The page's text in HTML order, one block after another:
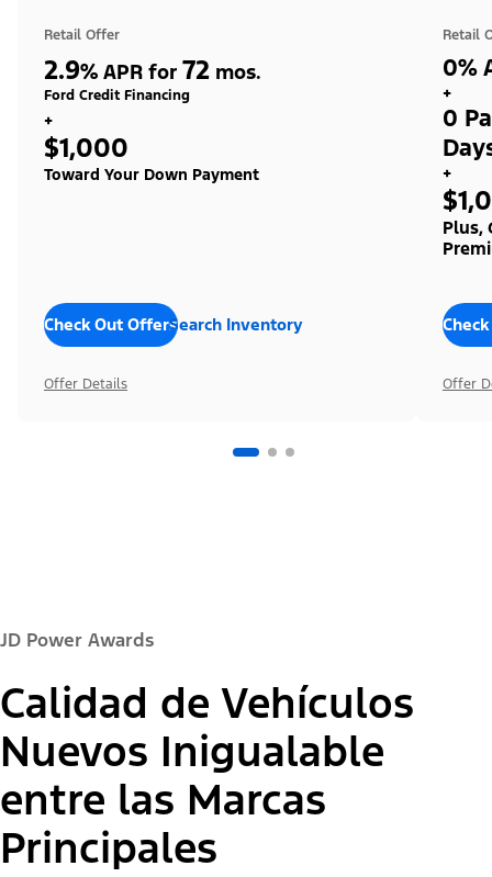
Retail Offer
2.9% APR for 72 mos.
Ford Credit Financing
+
$1,000
Toward Your Down Payment
Check Out OffersSearch Inventory
Offer Details
Retail
0%
+
0
+
Plus,
Offer
JD Power Awards
Calidad de Vehículos
Nuevos Inigualable
entre las Marcas
Principales